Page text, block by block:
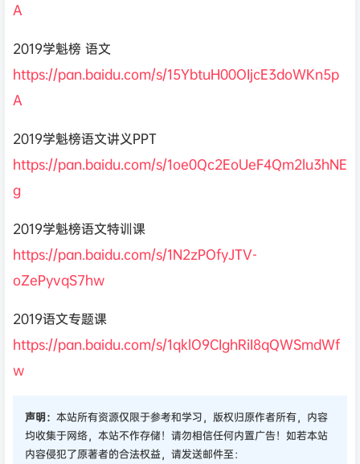
A
2019学魁榜 语文
https://pan.baidu.com/s/15YbtuH00OIjcE3doWKn5p
A
2019学魁榜语文讲义PPT
https://pan.baidu.com/s/1oe0Qc2EoUeF4Qm2lu3hNE
g
2019学魁榜语文特训课
https://pan.baidu.com/s/1N2zPOfyJTV-
oZePyvqS7hw
2019语文专题课
https://pan.baidu.com/s/1qklO9CIghRiI8qQWSmdWf
w
声明： 本站所有资源仅限于参考和学习，版权归原作者所有，内容
均收集于网络，本站不作存储！请勿相信任何内置广告！如若本站
内容侵犯了原著者的合法权益，请发送邮件至：